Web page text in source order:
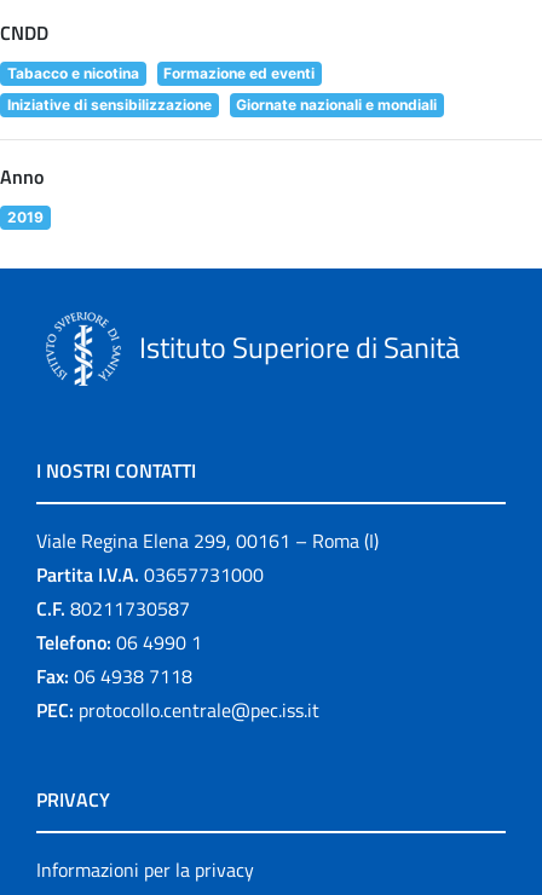
CNDD
Tabacco e nicotina
Formazione ed eventi
Iniziative di sensibilizzazione
Giornate nazionali e mondiali
Anno
2019
Istituto Superiore di Sanità
I NOSTRI CONTATTI
Viale Regina Elena 299, 00161 – Roma (I)
Partita I.V.A. 03657731000
C.F. 80211730587
Telefono: 06 4990 1
Fax: 06 4938 7118
PEC: protocollo.centrale@pec.iss.it
PRIVACY
Informazioni per la privacy